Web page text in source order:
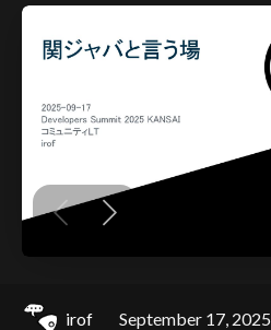
irof September 17, 2025